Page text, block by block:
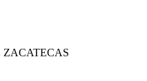
ZACATECAS